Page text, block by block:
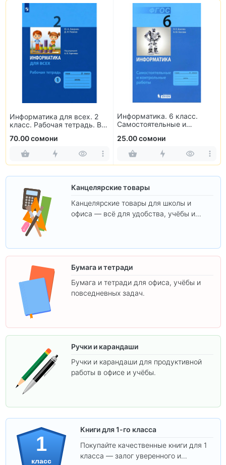
Информатика для всех. 2
класс. Рабочая тетрадь. В
70.00 сомони
Информатика. 6 класс.
Самостоятельные и
25.00 сомони
Канцелярские товары
Канцелярские товары для школы и
офиса — всё для удобства, учёбы и
Бумага и тетради
Бумага и тетради для офиса, учёбы и
повседневных задач.
Ручки и карандаши
Ручки и карандаши для продуктивной
работы в офисе и учёбы.
1
класс
Книги для 1-го класса
Покупайте качественные книги для 1
класса — залог уверенного и